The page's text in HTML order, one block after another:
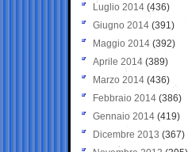
Luglio 2014 (436)
Giugno 2014 (391)
Maggio 2014 (392)
Aprile 2014 (389)
Marzo 2014 (436)
Febbraio 2014 (386)
Gennaio 2014 (419)
Dicembre 2013 (367)